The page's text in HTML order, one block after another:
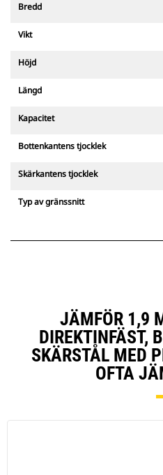
Bredd
Vikt
Höjd
Längd
Kapacitet
Bottenkantens tjocklek
Skärkantens tjocklek
Typ av gränssnitt
JÄMFÖR 1,9
DIREKTINFÄST,
SKÄRSTÅL MED
OFTA